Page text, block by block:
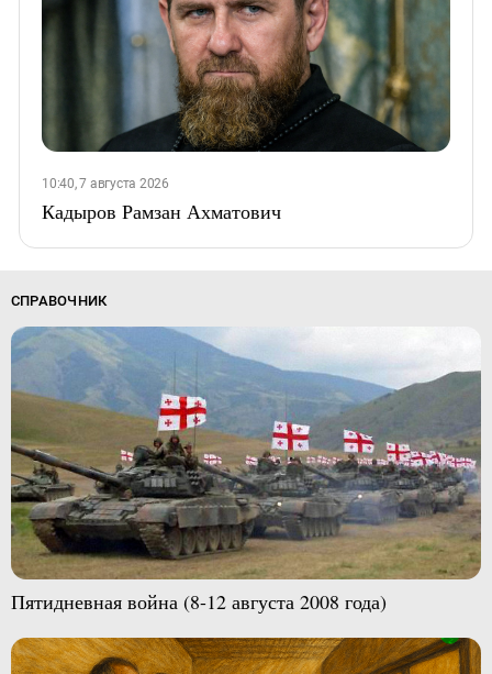
10:40, 7 августа 2026
Кадыров Рамзан Ахматович
СПРАВОЧНИК
Пятидневная война (8-12 августа 2008 года)